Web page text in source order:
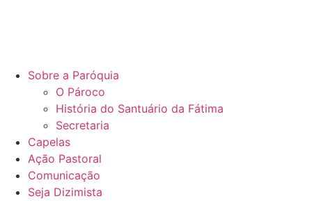
Sobre a Paróquia
O Pároco
História do Santuário da Fátima
Secretaria
Capelas
Ação Pastoral
Comunicação
Seja Dizimista